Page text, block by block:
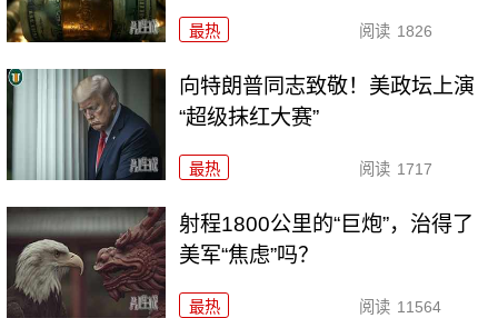
最热 阅读 1826
向特朗普同志致敬！美政坛上演
“超级抹红大赛”
最热 阅读 1717
射程1800公里的“巨炮”，治得了
美军“焦虑”吗？
最热 阅读 11564